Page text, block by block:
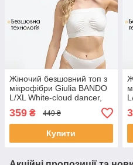
Жіночий безшовний топ з
мікрофібри Giulia BANDO
L/XL White-cloud dancer,
топ бандо, без бретелей,
комфортний
359 ₴ 449 ₴
Купити